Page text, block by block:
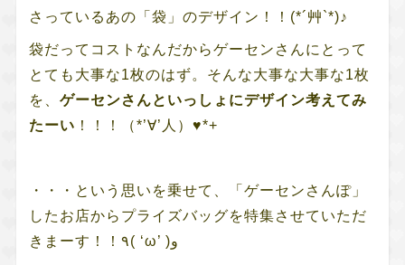
さっているあの「袋」のデザイン！！(*´艸`*)♪
袋だってコストなんだからゲーセンさんにとって
とても大事な1枚のはず。そんな大事な大事な1枚
を、 ゲーセンさんといっしょにデザイン考えてみ
たーい ！！！（*’∀’人）♥*+
・・・という思いを乗せて、「ゲーセンさんぽ」
したお店からプライズバッグを特集させていただ
きまーす！！٩( ‘ω’ )و